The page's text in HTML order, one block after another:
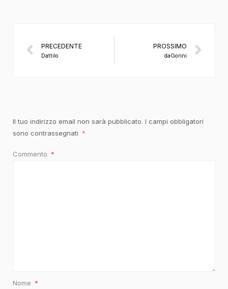
PRECEDENTE
Dattilo
PROSSIMO
daGorini
Il tuo indirizzo email non sarà pubblicato. I campi obbligatori
sono contrassegnati *
Commento *
Nome *